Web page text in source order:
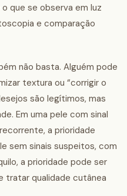
que se observa em luz
e comparação
não basta. Alguém pode
textura ou “corrigir o
são legítimos, mas
Em uma pele com sinal
a prioridade
sem sinais suspeitos, com
a prioridade pode ser
tratar qualidade cutânea